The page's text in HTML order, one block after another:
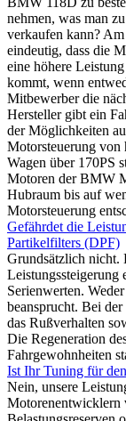
nehmen, was man
verkaufen kann?
eindeutig, dass die
eine höhere
kommt, wenn
Mitbewerber die
Hersteller gibt ein
der Möglichkeiten
Motorsteuerung von
Wagen über 170PS
Motoren der BMW
Hubraum bis auf
Motorsteuerung
Gefährdet die
Partikelfilters (DPF)
Grundsätzlich nicht.
Leistungssteigerung
Serienwerten.
beansprucht. Bei
das Rußverhalten
Die Regeneration
Fahrgewohnheiten
Ist Ihr Tuning für
Nein, unsere
Motorenentwicklern